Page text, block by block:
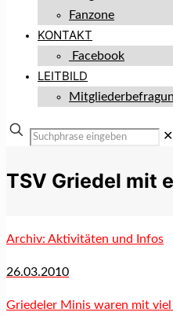
Fanzone
KONTAKT
Facebook
LEITBILD
✕
TSV Griedel mit
Archiv: Aktivitäten und Infos
26.03.2010
Griedeler Minis waren mit